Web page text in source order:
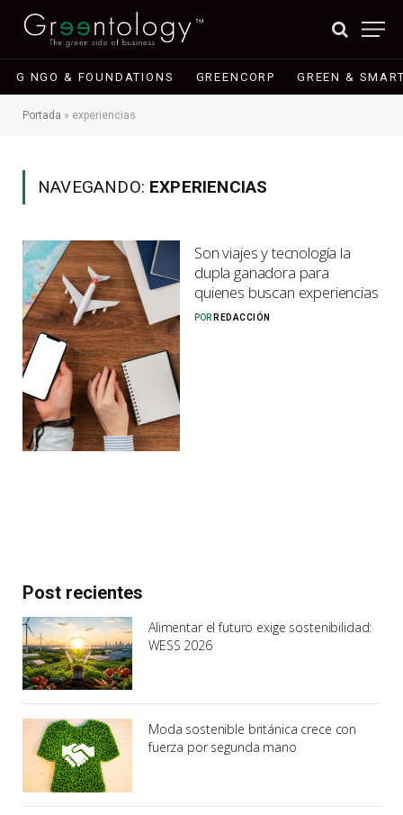
G NGO & FOUNDATIONS GREENCORP GREEN &
Portada » experiencias
NAVEGANDO: EXPERIENCIAS
Son viajes y tecnología la
dupla ganadora para
quienes buscan experiencias
POR REDACCIÓN
Post recientes
Alimentar el futuro exige sostenibilidad:
WESS 2026
Moda sostenible británica crece con
fuerza por segunda mano